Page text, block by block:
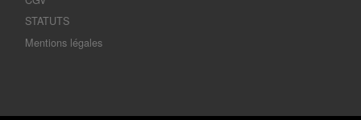
STATUTS
Mentions légales